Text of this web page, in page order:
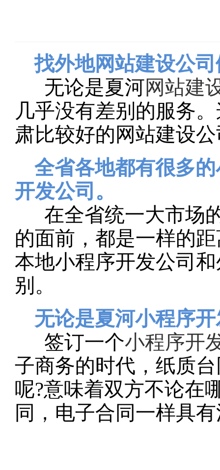
找外地网站建设公
无论是夏河网站建
几乎没有差别的服务
肃比较好的网站建设
全省各地都有很多
开发公司。
在全省统一大市场
的面前，都是一样的
本地小程序开发公司
别。
无论是夏河小程序
签订一个小程序开
子商务的时代，纸质
呢?意味着双方不论在
同，电子合同一样具